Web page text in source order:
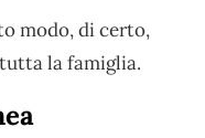
modo, di certo,
la famiglia.